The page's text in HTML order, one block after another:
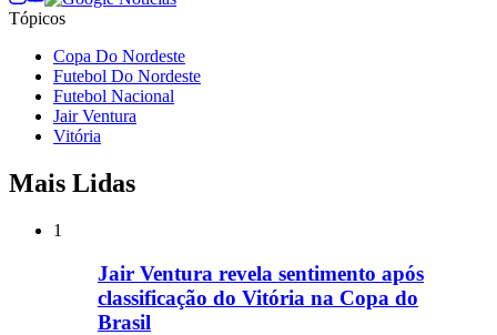
Tópicos
Copa Do Nordeste
Futebol Do Nordeste
Futebol Nacional
Jair Ventura
Vitória
Mais Lidas
1
Jair Ventura revela sentimento após
classificação do Vitória na Copa do
Brasil